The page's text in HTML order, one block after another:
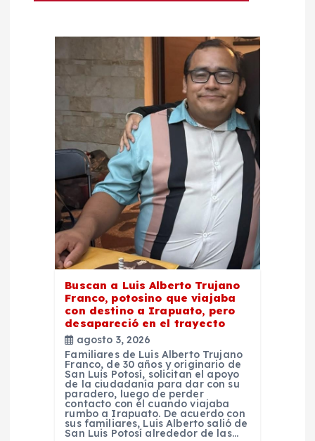
Buscan a Luis Alberto Trujano
Franco, potosino que viajaba
con destino a Irapuato, pero
desapareció en el trayecto
agosto 3, 2026
Familiares de Luis Alberto Trujano
Franco, de 30 años y originario de
San Luis Potosí, solicitan el apoyo
de la ciudadanía para dar con su
paradero, luego de perder
contacto con él cuando viajaba
rumbo a Irapuato. De acuerdo con
sus familiares, Luis Alberto salió de
San Luis Potosí alrededor de las…